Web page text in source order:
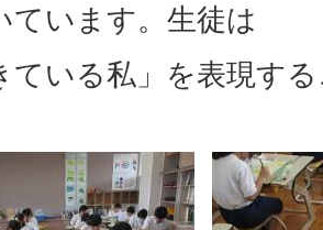
ています。生徒は
ている私」を表現す